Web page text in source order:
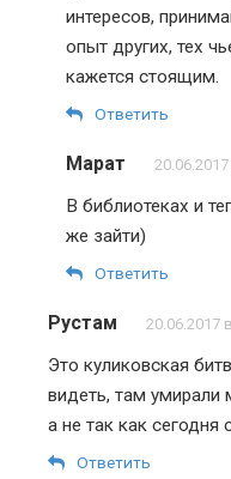
интересов,
опыт других, тех
кажется стоящим.
Ответить
Марат
В библиотеках и
же зайти)
Ответить
Рустам 20.06.2017
Это куликовская
видеть, там умирали
а не так как сегодня
Ответить